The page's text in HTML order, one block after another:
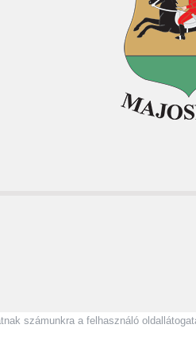
számunkra a felhasználó